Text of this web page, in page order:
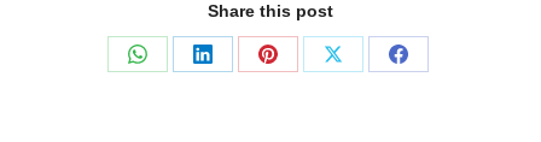
Share this post
Share
Share
Share
Share
Share